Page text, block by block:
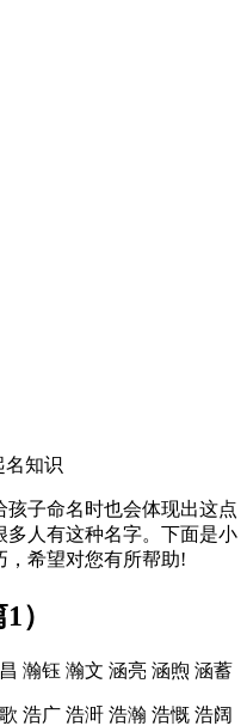
名知识
子命名时也会体现出这点
人有这种名字。下面是小
，希望对您有所帮助!
）
瀚钰 瀚文 涵亮 涵煦 涵蓄
浩广 浩涆 浩瀚 浩慨 浩阔